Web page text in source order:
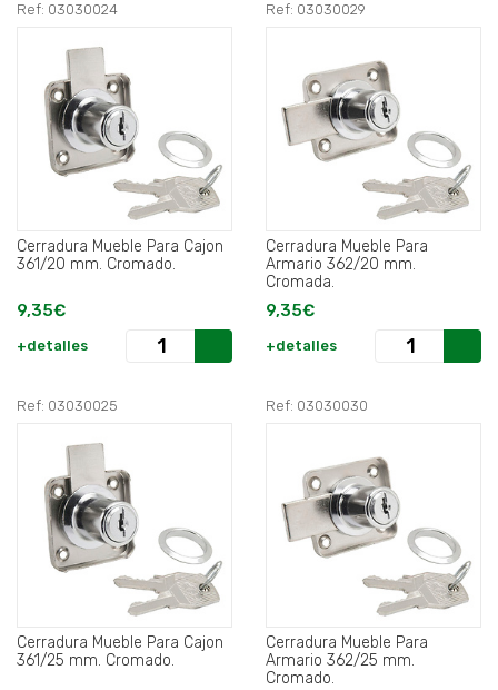
Ref: 03030024
Cerradura Mueble Para Cajon
361/20 mm. Cromado.
9,35€
+detalles
Ref: 03030029
Cerradura Mueble Para
Armario 362/20 mm.
Cromada.
9,35€
+detalles
Ref: 03030025
Cerradura Mueble Para Cajon
361/25 mm. Cromado.
Ref: 03030030
Cerradura Mueble Para
Armario 362/25 mm.
Cromado.